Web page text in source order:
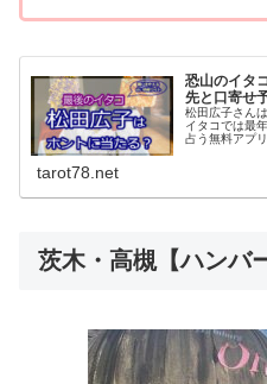
恐山のイタ
先と口寄せ
松田広子さん
イタコでは最
占う無料アプ
tarot78.net
茨木・高槻【ハンバ